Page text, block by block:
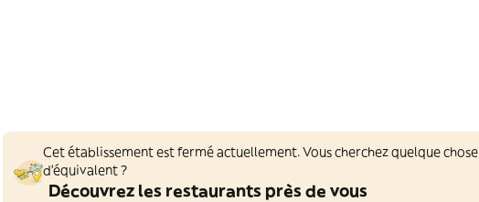
Cet établissement est fermé actuellement. Vous cherchez quelque chose
d'équivalent ?
Découvrez les restaurants près de vous